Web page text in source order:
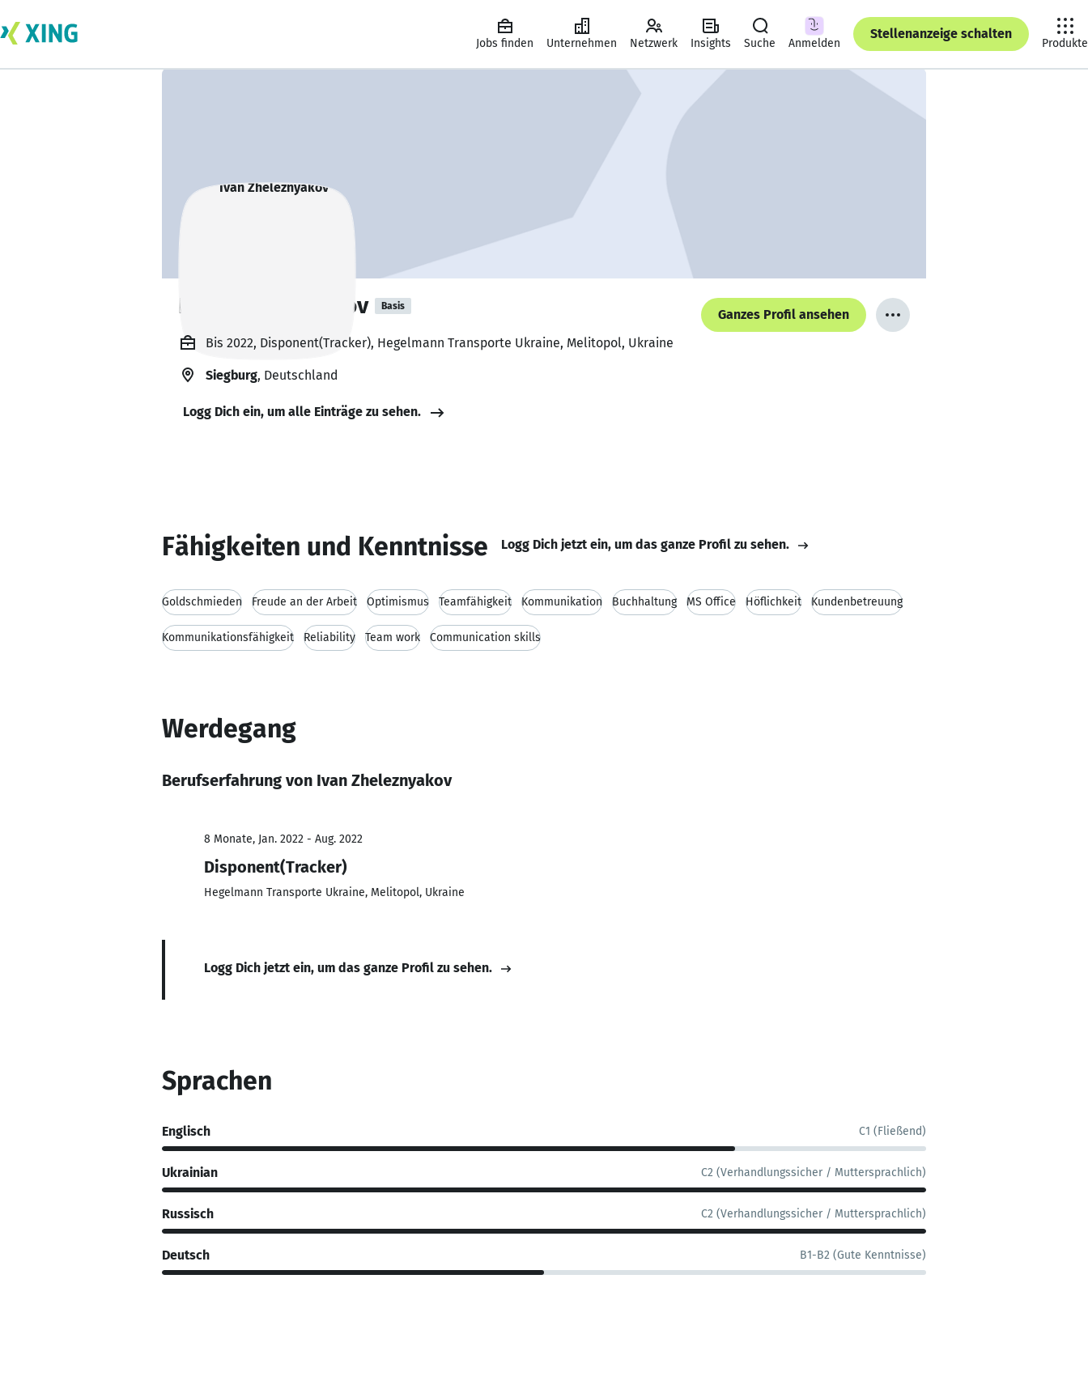
Jobs finden Unternehmen Netzwerk Insights Suche Anmelden
Stellenanzeige schalten
Produkte
Ivan Zheleznyakov Basis
Ganzes Profil ansehen
Bis 2022, Disponent(Tracker), Hegelmann Transporte Ukraine, Melitopol, Ukraine
Siegburg, Deutschland
Logg Dich ein, um alle Einträge zu sehen.
Fähigkeiten und Kenntnisse Logg Dich jetzt ein, um das ganze Profil zu sehen.
Goldschmieden Freude an der Arbeit Optimismus Teamfähigkeit Kommunikation Buchhaltung MS Office Höflichkeit Kundenbetreuung
Kommunikationsfähigkeit Reliability Team work Communication skills
Werdegang
Berufserfahrung von Ivan Zheleznyakov
8 Monate, Jan. 2022 - Aug. 2022
Disponent(Tracker)
Hegelmann Transporte Ukraine, Melitopol, Ukraine
Logg Dich jetzt ein, um das ganze Profil zu sehen.
Sprachen
Englisch C1 (Fließend)
Ukrainian C2 (Verhandlungssicher / Muttersprachlich)
Russisch C2 (Verhandlungssicher / Muttersprachlich)
Deutsch B1-B2 (Gute Kenntnisse)